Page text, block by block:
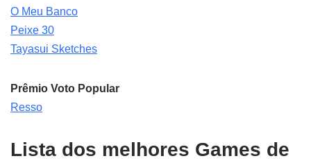
O Meu Banco
Peixe 30
Tayasui Sketches
Prêmio Voto Popular
Resso
Lista dos melhores Games de